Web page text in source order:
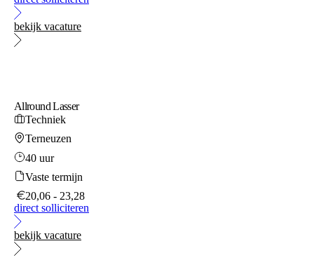
bekijk vacature
Allround Lasser
Techniek
Terneuzen
40 uur
Vaste termijn
20,06 - 23,28
direct solliciteren
bekijk vacature